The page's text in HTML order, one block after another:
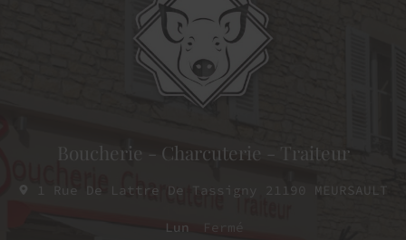
Boucherie - Charcuterie - Traiteur
1 Rue De Lattre De Tassigny 21190 MEURSAULT
Lun
Fermé